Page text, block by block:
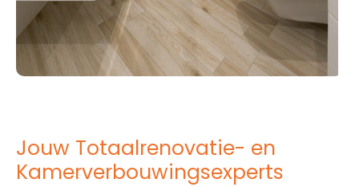
Jouw Totaalrenovatie- en
Kamerverbouwingsexperts